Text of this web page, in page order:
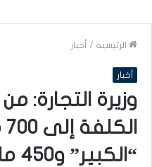
الرئيسية / أخبار
أخبار
وزيرة التجارة:
“الكبير” و450 مليم لـ”الباقات”